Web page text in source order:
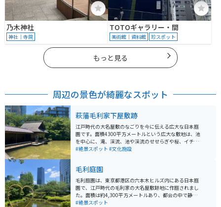
乃木神社
神社｜寺院
TOTOギャラリー・間
美術館｜資料館 珍スポット
もっと見る
周辺の景色が綺麗なスポット
萩藩毛利家下屋敷跡
江戸時代の大名屋敷のなごりを今に伝える広大な日本庭
園です。面積4300平方メートルという広大な敷地は、池
を中心に、滝、渓流、池や渓流のせせらぎや桜、イチョ
ウといった木々が配置され、春には桜、秋には紅葉と、
には、江戸時代の石垣の一部が残っており、歴史的な雰
囲気を感じることができます。
#絶景スポット #文化施設
毛利庭園
毛利庭園は、東京都港区の六本木ヒルズ内にある日本庭
園で、江戸時代の毛利家の大名屋敷跡地に作庭されまし
た。面積は約4,300平方メートルあり、都会の中で静か
に自然を楽しめるスポットとして人気です。庭園内に
#絶景スポット